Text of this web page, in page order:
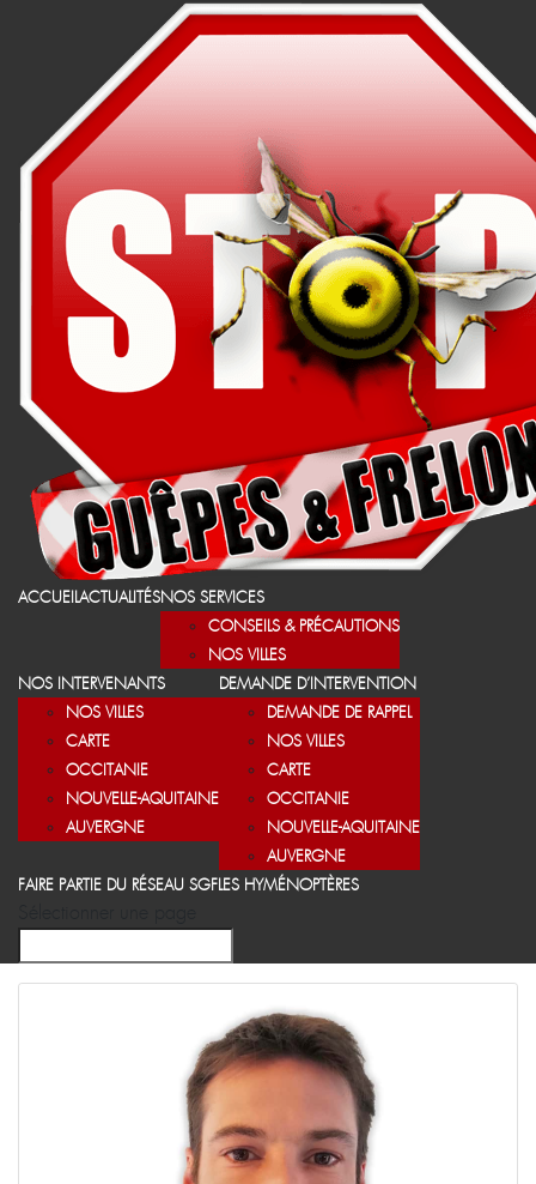
ACCUEILACTUALITÉSNOS SERVICES
CONSEILS & PRÉCAUTIONS
NOS VILLES
NOS INTERVENANTS
NOS VILLES
CARTE
OCCITANIE
NOUVELLE-AQUITAINE
AUVERGNE
DEMANDE D’INTERVENTION
DEMANDE DE RAPPEL
NOS VILLES
CARTE
OCCITANIE
NOUVELLE-AQUITAINE
AUVERGNE
FAIRE PARTIE DU RÉSEAU SGFLES HYMÉNOPTÈRES